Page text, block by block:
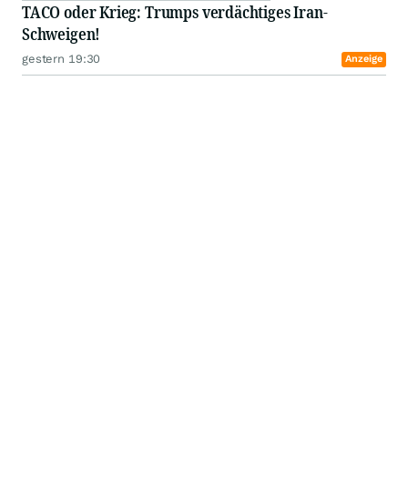
TACO oder Krieg: Trumps verdächtiges Iran-
Schweigen!
gestern 19:30 Anzeige